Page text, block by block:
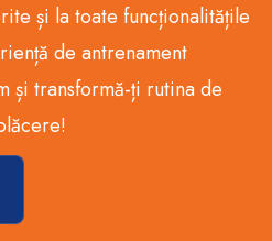
și la toate funcționalitățile
de antrenament
și transformă-ți rutina de